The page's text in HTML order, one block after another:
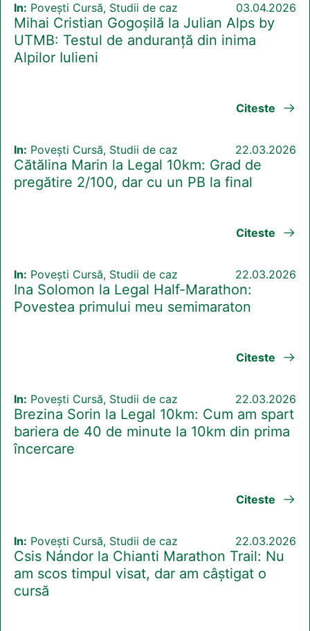
In: Povești Cursă, Studii de caz 03.04.2026
Mihai Cristian Gogoșilă la Julian Alps by
UTMB: Testul de anduranță din inima
Alpilor Iulieni
Citeste
In: Povești Cursă, Studii de caz 22.03.2026
Cătălina Marin la Legal 10km: Grad de
pregătire 2/100, dar cu un PB la final
Citeste
In: Povești Cursă, Studii de caz 22.03.2026
Ina Solomon la Legal Half-Marathon:
Povestea primului meu semimaraton
Citeste
In: Povești Cursă, Studii de caz 22.03.2026
Brezina Sorin la Legal 10km: Cum am spart
bariera de 40 de minute la 10km din prima
încercare
Citeste
In: Povești Cursă, Studii de caz 22.03.2026
Csis Nándor la Chianti Marathon Trail: Nu
am scos timpul visat, dar am câștigat o
cursă